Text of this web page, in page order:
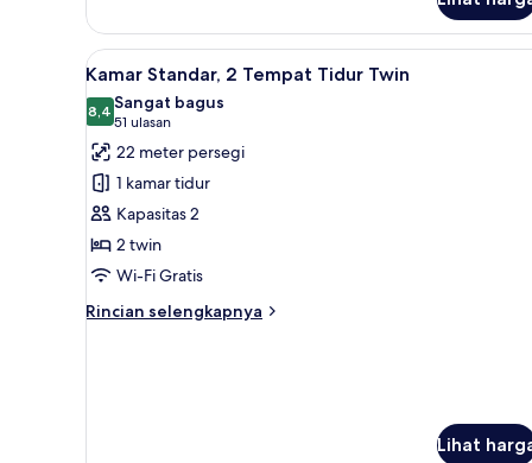
Standar
(Free
Hot
Lihat
semua
foto
untuk
Kamar
Standar,
2
Tempat
Tidur
Twin
Kamar Standar, 2 Tempat
6
Kamar Standar, 2 Tempat Tidur Twin
8,48,4 dari 10
Sangat bagus
51 ulasan
(51
ulasan)
22 meter persegi
1 kamar tidur
Kapasitas 2
2 twin
Wi-Fi Gratis
Rincian selengkapnya
Rincian
Lihat